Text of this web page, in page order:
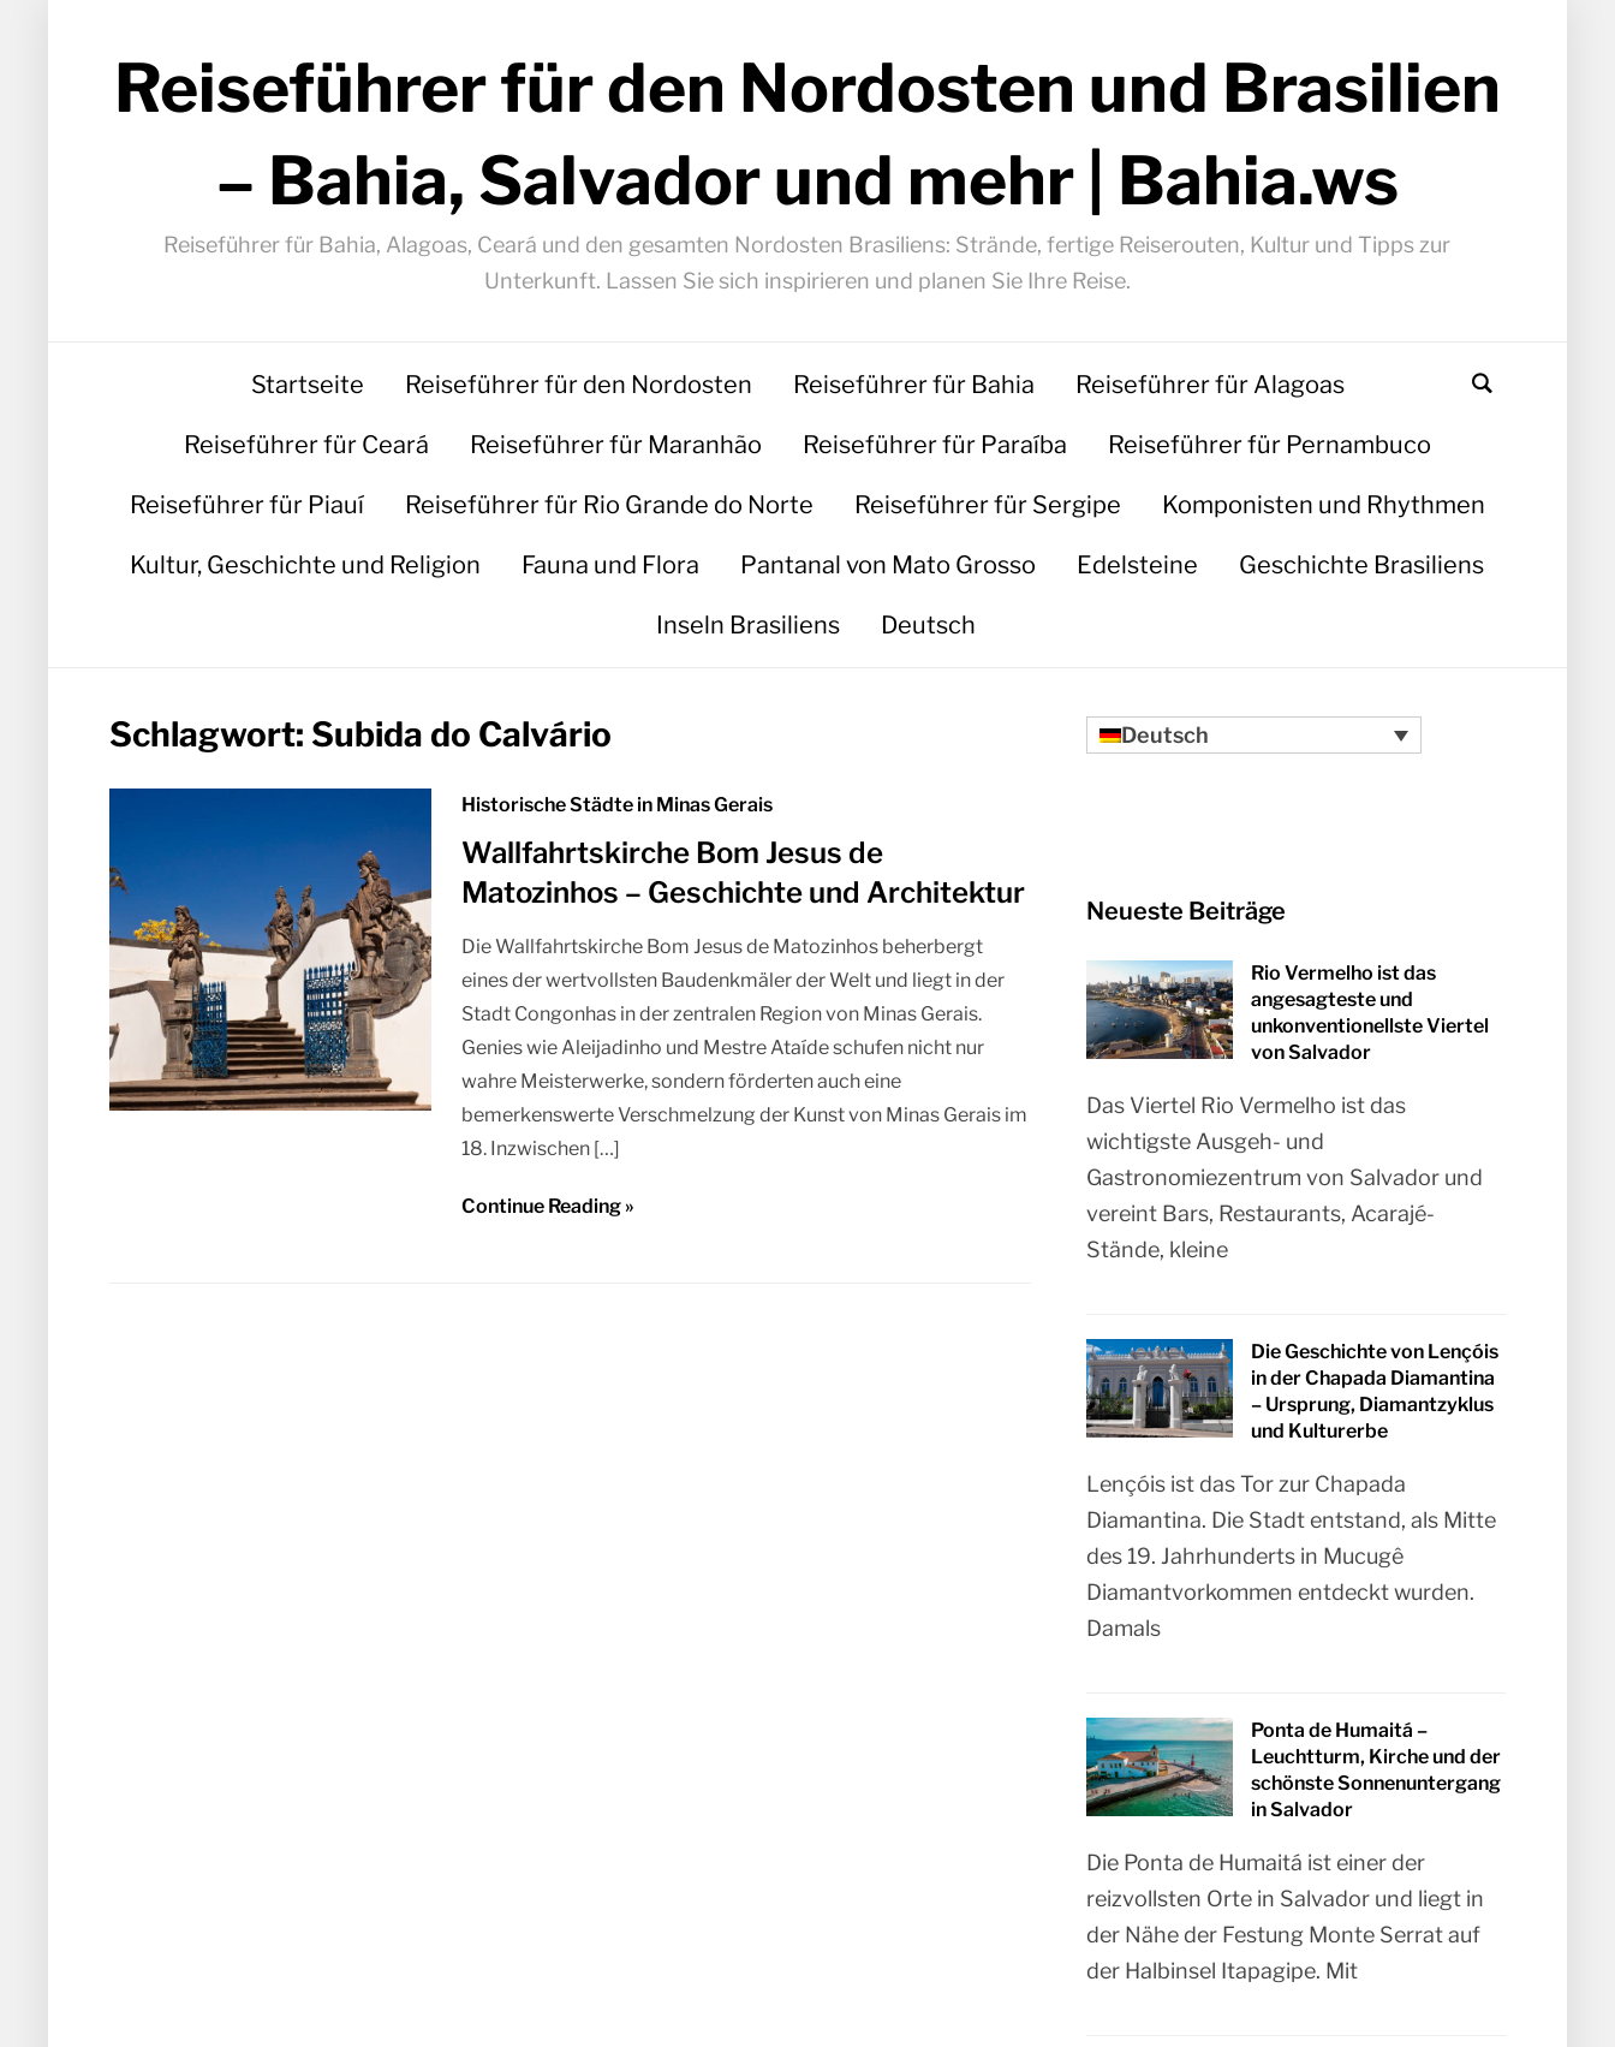
Reiseführer für den Nordosten und Brasilien
– Bahia, Salvador und mehr | Bahia.ws
Reiseführer für Bahia, Alagoas, Ceará und den gesamten Nordosten Brasiliens: Strände, fertige Reiserouten, Kultur und Tipps zur
Unterkunft. Lassen Sie sich inspirieren und planen Sie Ihre Reise.
Startseite Reiseführer für den Nordosten Reiseführer für Bahia Reiseführer für Alagoas
Reiseführer für Ceará Reiseführer für Maranhão Reiseführer für Paraíba Reiseführer für Pernambuco
Reiseführer für Piauí Reiseführer für Rio Grande do Norte Reiseführer für Sergipe Komponisten und Rhythmen
Kultur, Geschichte und Religion Fauna und Flora Pantanal von Mato Grosso Edelsteine Geschichte Brasiliens
Inseln Brasiliens Deutsch
Schlagwort: Subida do Calvário
Historische Städte in Minas Gerais
Wallfahrtskirche Bom Jesus de
Matozinhos – Geschichte und Architektur
Die Wallfahrtskirche Bom Jesus de Matozinhos beherbergt
eines der wertvollsten Baudenkmäler der Welt und liegt in der
Stadt Congonhas in der zentralen Region von Minas Gerais.
Genies wie Aleijadinho und Mestre Ataíde schufen nicht nur
wahre Meisterwerke, sondern förderten auch eine
bemerkenswerte Verschmelzung der Kunst von Minas Gerais im
18. Inzwischen […]
Continue Reading »
Deutsch
Neueste Beiträge
Rio Vermelho ist das
angesagteste und
unkonventionellste Viertel
von Salvador
Das Viertel Rio Vermelho ist das
wichtigste Ausgeh- und
Gastronomiezentrum von Salvador und
vereint Bars, Restaurants, Acarajé-
Stände, kleine
Die Geschichte von Lençóis
in der Chapada Diamantina
– Ursprung, Diamantzyklus
und Kulturerbe
Lençóis ist das Tor zur Chapada
Diamantina. Die Stadt entstand, als Mitte
des 19. Jahrhunderts in Mucugê
Diamantvorkommen entdeckt wurden.
Damals
Ponta de Humaitá –
Leuchtturm, Kirche und der
schönste Sonnenuntergang
in Salvador
Die Ponta de Humaitá ist einer der
reizvollsten Orte in Salvador und liegt in
der Nähe der Festung Monte Serrat auf
der Halbinsel Itapagipe. Mit